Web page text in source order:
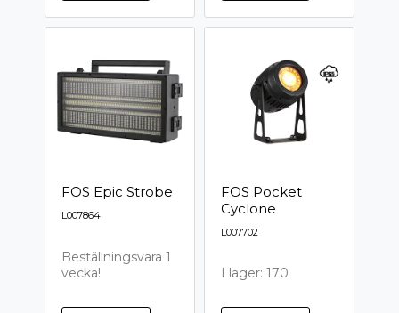
FOS Epic Strobe
L007864
Beställningsvara 1
vecka!
FOS Pocket
Cyclone
L007702
I lager: 170